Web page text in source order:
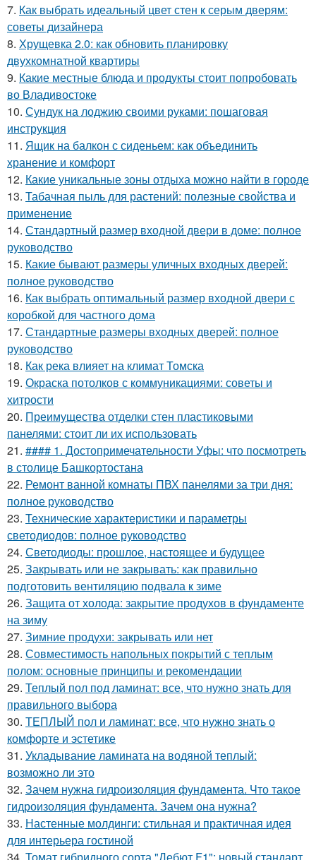
7. Как выбрать идеальный цвет стен к серым дверям:
советы дизайнера
8. Хрущевка 2.0: как обновить планировку
двухкомнатной квартиры
9. Какие местные блюда и продукты стоит попробовать
во Владивостоке
10. Сундук на лоджию своими руками: пошаговая
инструкция
11. Ящик на балкон с сиденьем: как объединить
хранение и комфорт
12. Какие уникальные зоны отдыха можно найти в городе
13. Табачная пыль для растений: полезные свойства и
применение
14. Стандартный размер входной двери в доме: полное
руководство
15. Какие бывают размеры уличных входных дверей:
полное руководство
16. Как выбрать оптимальный размер входной двери с
коробкой для частного дома
17. Стандартные размеры входных дверей: полное
руководство
18. Как река влияет на климат Томска
19. Окраска потолков с коммуникациями: советы и
хитрости
20. Преимущества отделки стен пластиковыми
панелями: стоит ли их использовать
21. #### 1. Достопримечательности Уфы: что посмотреть
в столице Башкортостана
22. Ремонт ванной комнаты ПВХ панелями за три дня:
полное руководство
23. Технические характеристики и параметры
светодиодов: полное руководство
24. Светодиоды: прошлое, настоящее и будущее
25. Закрывать или не закрывать: как правильно
подготовить вентиляцию подвала к зиме
26. Защита от холода: закрытие продухов в фундаменте
на зиму
27. Зимние продухи: закрывать или нет
28. Совместимость напольных покрытий с теплым
полом: основные принципы и рекомендации
29. Теплый пол под ламинат: все, что нужно знать для
правильного выбора
30. ТЕПЛЫЙ пол и ламинат: все, что нужно знать о
комфорте и эстетике
31. Укладывание ламината на водяной теплый:
возможно ли это
32. Зачем нужна гидроизоляция фундамента. Что такое
гидроизоляция фундамента. Зачем она нужна?
33. Настенные молдинги: стильная и практичная идея
для интерьера гостиной